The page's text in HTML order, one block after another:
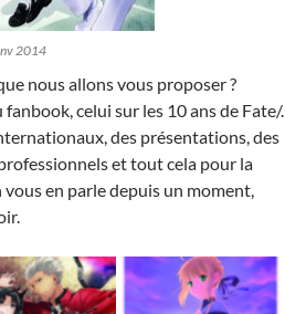
2014
nous allons vous proposer ?
celui sur les 10 ans de Fate/.
des présentations, des
et tout cela pour la
en parle depuis un moment,